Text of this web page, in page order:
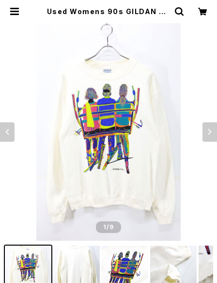
Used Womens 90s GILDAN An
Sweat Size M 古着 | ear vintag
e&culture store
1/9